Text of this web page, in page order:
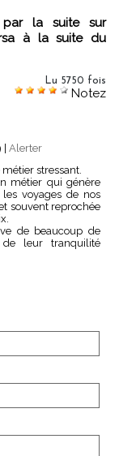
par la suite sur
à la suite du
Lu 5750 fois
Notez
Alerter
stressant.
métier qui génère
voyages de nos
souvent reprochée
de beaucoup de
de leur tranquilité